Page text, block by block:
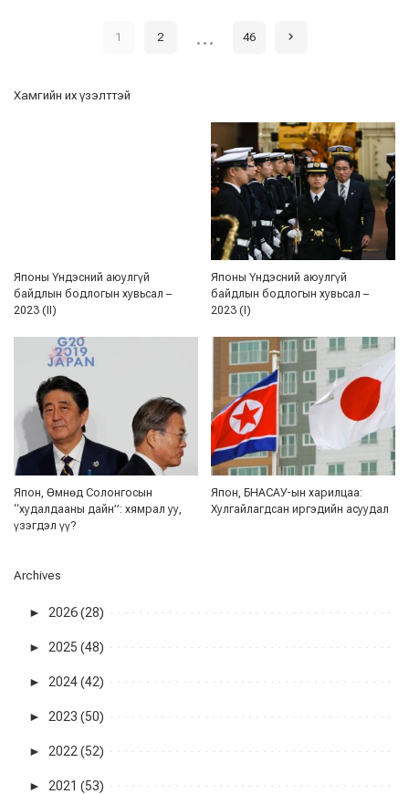
1 2 … 46
Хамгийн их үзэлттэй
Японы Үндэсний аюулгүй
байдлын бодлогын хувьсал –
2023 (II)
Японы Үндэсний аюулгүй
байдлын бодлогын хувьсал –
2023 (I)
Япон, Өмнөд Солонгосын
“худалдааны дайн”: хямрал уу,
үзэгдэл үү?
Япон, БНАСАУ-ын харилцаа:
Хулгайлагдсан иргэдийн асуудал
Archives
► 2026 (28)
► 2025 (48)
► 2024 (42)
► 2023 (50)
► 2022 (52)
► 2021 (53)